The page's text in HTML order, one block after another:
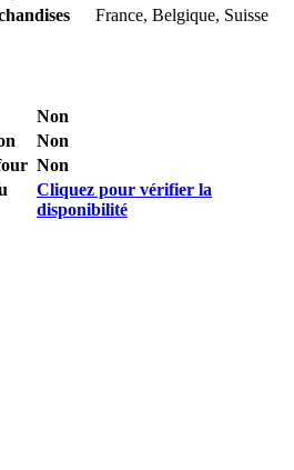
France, Belgique, Suisse
Non
Non
Non
Cliquez pour vérifier la
disponibilité